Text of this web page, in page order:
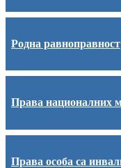
Родна равноправност
Права националних
Права особа са